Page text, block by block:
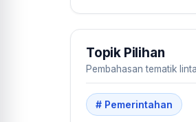
Topik Pilihan
Pembahasan tematik
# Pemerintahan